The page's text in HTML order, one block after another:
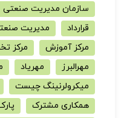
سازمان مدیریت صنعتی
قرارداد
مدیریت
مرکز آموزش
مرکز
مهرالبرز
مهریاد
میکرولرنینگ چیست
همکاری مشترک